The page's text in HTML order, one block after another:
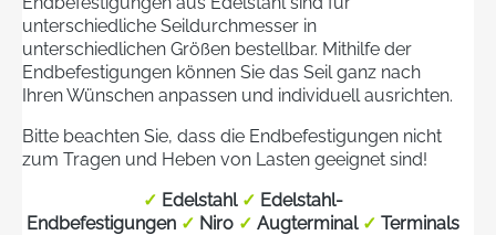
unterschiedliche Seildurchmesser in
unterschiedlichen Größen bestellbar. Mithilfe der
Endbefestigungen können Sie das Seil ganz nach
Ihren Wünschen anpassen und individuell ausrichten.
Bitte beachten Sie, dass die Endbefestigungen nicht
zum Tragen und Heben von Lasten geeignet sind!
✓ Edelstahl ✓ Edelstahl-
Endbefestigungen ✓ Niro ✓ Augterminal ✓ Terminals